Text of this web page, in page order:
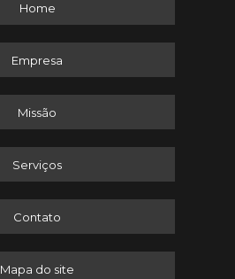
Home
Empresa
Missão
Serviços
Contato
Mapa do site